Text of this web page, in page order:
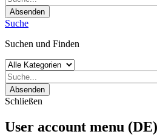
Absenden
Suche
Suchen und Finden
Absenden
Schließen
User account menu (DE)